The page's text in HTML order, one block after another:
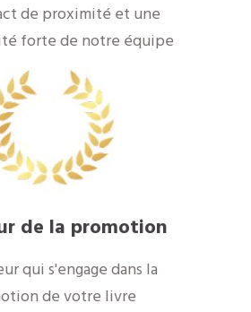
de proximité et une
forte de notre équipe
de la promotion
qui s'engage dans la
de votre livre